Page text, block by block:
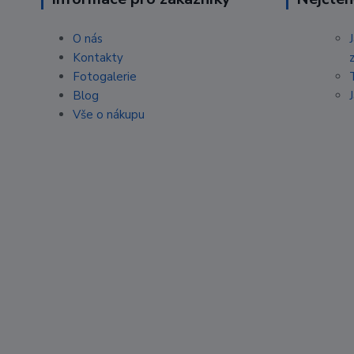
O nás
Kontakty
Fotogalerie
Blog
Vše o nákupu